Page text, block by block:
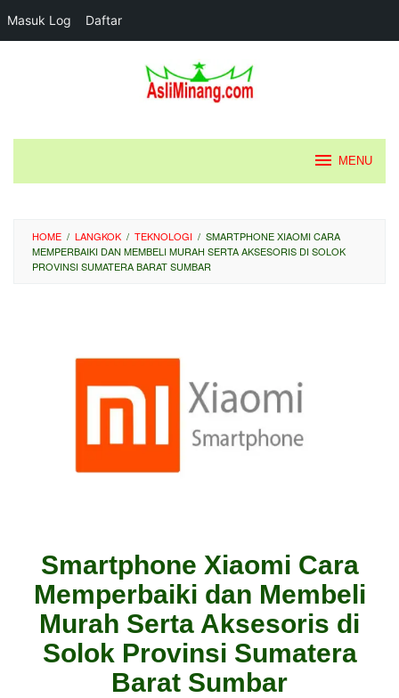
Masuk Log Daftar
MENU
HOME / LANGKOK / TEKNOLOGI / SMARTPHONE XIAOMI CARA
MEMPERBAIKI DAN MEMBELI MURAH SERTA AKSESORIS DI SOLOK
PROVINSI SUMATERA BARAT SUMBAR
Smartphone Xiaomi Cara
Memperbaiki dan Membeli
Murah Serta Aksesoris di
Solok Provinsi Sumatera
Barat Sumbar